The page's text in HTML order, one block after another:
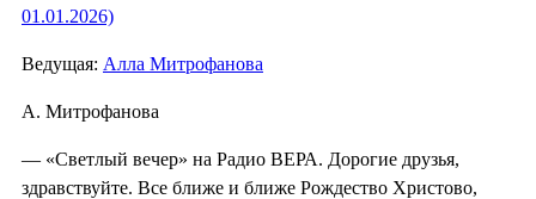
01.01.2026)
Ведущая: Алла Митрофанова
А. Митрофанова
— «Светлый вечер» на Радио ВЕРА. Дорогие друзья,
здравствуйте. Все ближе и ближе Рождество Христово,